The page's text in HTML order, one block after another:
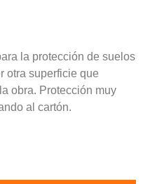
la protección de suelos
otra superficie que
obra. Protección muy
al cartón.